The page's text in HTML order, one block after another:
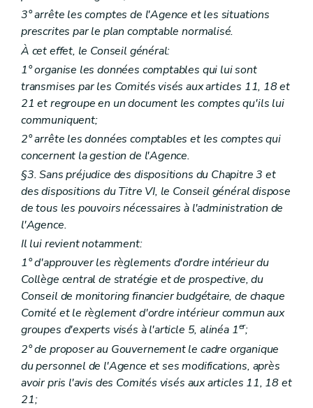
Art. 169
Art. 170
Section 2 Procédure d'octroi
Art. 171
Art. 172
Chapitre III Fonctionnement
Art. 173
Art. 174
Art. 175
Art. 176
Chapitre IV Subventionnement
Art. 177
Art. 178
Chapitre V Contrôle et sanctions
Section (...)
Art. 179
Sous-section 1
Art. 180
Art. 181
Sous-section 2 Sanctions pénales
Art. 182
Titre II Centres et fédérations de centres de planning et de consultation familiale et conjugale
Chapitre Ier
Principes généraux
Art. 183
Art. 184
Art. 185
Chapitre II Centres de planning familial
Section 1re
Définitions
3° arrête les comptes de l'Agence et les situations
prescrites par le plan comptable normalisé.
À cet effet, le Conseil général:
1° organise les données comptables qui lui sont
transmises par les Comités visés aux articles 11, 18 et
21 et regroupe en un document les comptes qu'ils lui
communiquent;
2° arrête les données comptables et les comptes qui
concernent la gestion de l'Agence.
§3. Sans préjudice des dispositions du Chapitre 3 et
des dispositions du Titre VI, le Conseil général dispose
de tous les pouvoirs nécessaires à l'administration de
l'Agence.
Il lui revient notamment:
1° d'approuver les règlements d'ordre intérieur du
Collège central de stratégie et de prospective, du
Conseil de monitoring financier budgétaire, de chaque
Comité et le règlement d'ordre intérieur commun aux
groupes d'experts visés à l'article 5, alinéa 1er;
2° de proposer au Gouvernement le cadre organique
du personnel de l'Agence et ses modifications, après
avoir pris l'avis des Comités visés aux articles 11, 18 et
21;